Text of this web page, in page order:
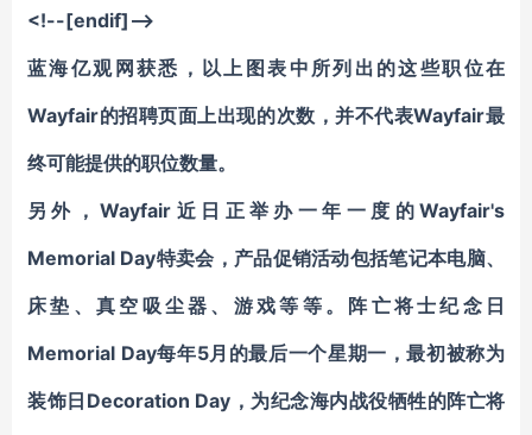
<!--[endif]-->
蓝海亿观网获悉，以上图表中所列出的这些职位在
Wayfair的招聘页面上出现的次数，并不代表Wayfair最
终可能提供的职位数量。
另外，Wayfair近日正举办一年一度的Wayfair's
Memorial Day特卖会，产品促销活动包括笔记本电脑、
床垫、真空吸尘器、游戏等等。阵亡将士纪念日
Memorial Day每年5月的最后一个星期一，最初被称为
装饰日Decoration Day，为纪念海内战役牺牲的阵亡将